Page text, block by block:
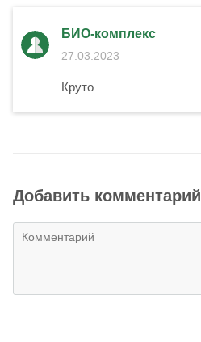
БИО-комплекс
27.03.2023
Круто
Добавить комментарий